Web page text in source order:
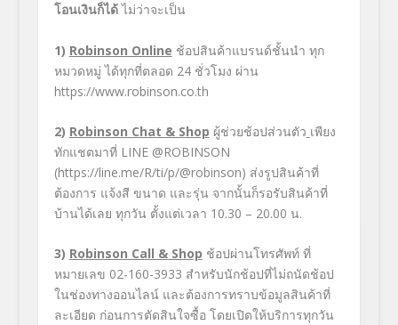
โอนเงินก็ได้ ไม่ว่าจะเป็น
1) Robinson Online ช้อปสินค้าแบรนด์ชั้นนำ ทุก
หมวดหมู่ ได้ทุกที่ตลอด 24 ชั่วโมง ผ่าน
https://www.robinson.co.th
2) Robinson Chat & Shop ผู้ช่วยช้อปส่วนตัว เพียง
ทักแชตมาที่ LINE @ROBINSON
(https://line.me/R/ti/p/@robinson) ส่งรูปสินค้าที่
ต้องการ แจ้งสี ขนาด และรุ่น จากนั้นก็รอรับสินค้าที่
บ้านได้เลย ทุกวัน ตั้งแต่เวลา 10.30 – 20.00 น.
3) Robinson Call & Shop ช้อปผ่านโทรศัพท์ ที่
หมายเลข 02-160-3933 สำหรับนักช้อปที่ไม่ถนัดช้อป
ในช่องทางออนไลน์ และต้องการทราบข้อมูลสินค้าที่
ละเอียด ก่อนการตัดสินใจซื้อ โดยเปิดให้บริการทุกวัน